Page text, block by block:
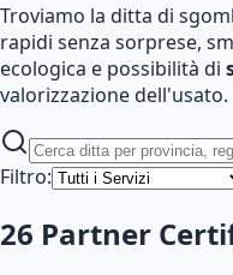
Troviamo la ditta di
rapidi senza sorprese,
ecologica e possibilità di
valorizzazione dell'usato.
Filtro:
26 Partner